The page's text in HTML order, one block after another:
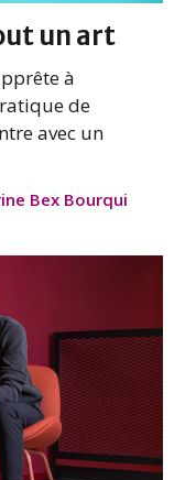
un art
à
de
avec un
Bex Bourqui